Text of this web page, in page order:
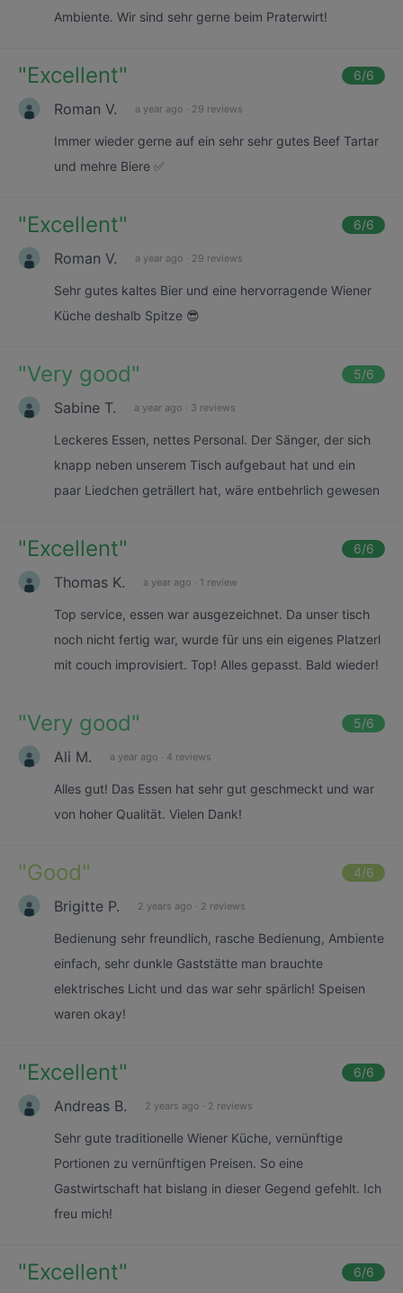
Ambiente. Wir sind sehr gerne beim Praterwirt!
"Excellent" 6/6
Roman V. a year ago · 29 reviews
Immer wieder gerne auf ein sehr sehr gutes Beef Tartar
und mehre Biere ✅
"Excellent" 6/6
Roman V. a year ago · 29 reviews
Sehr gutes kaltes Bier und eine hervorragende Wiener
Küche deshalb Spitze 😎
"Very good" 5/6
Sabine T. a year ago · 3 reviews
Leckeres Essen, nettes Personal. Der Sänger, der sich
knapp neben unserem Tisch aufgebaut hat und ein
paar Liedchen geträllert hat, wäre entbehrlich gewesen
"Excellent" 6/6
Thomas K. a year ago · 1 review
Top service, essen war ausgezeichnet. Da unser tisch
noch nicht fertig war, wurde für uns ein eigenes Platzerl
mit couch improvisiert. Top! Alles gepasst. Bald wieder!
"Very good" 5/6
Ali M. a year ago · 4 reviews
Alles gut! Das Essen hat sehr gut geschmeckt und war
von hoher Qualität. Vielen Dank!
"Good" 4/6
Brigitte P. 2 years ago · 2 reviews
Bedienung sehr freundlich, rasche Bedienung, Ambiente
einfach, sehr dunkle Gaststätte man brauchte
elektrisches Licht und das war sehr spärlich! Speisen
waren okay!
"Excellent" 6/6
Andreas B. 2 years ago · 2 reviews
Sehr gute traditionelle Wiener Küche, vernünftige
Portionen zu vernünftigen Preisen. So eine
Gastwirtschaft hat bislang in dieser Gegend gefehlt. Ich
freu mich!
"Excellent" 6/6